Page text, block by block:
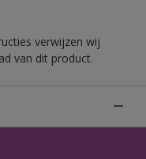
verwijzen wij
van dit product.